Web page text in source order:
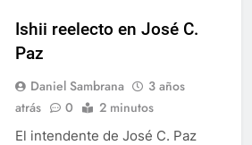
Ishii reelecto en José C.
Paz
Daniel Sambrana
3 años
atrás
0 2 minutos
El intendente de José C. Paz